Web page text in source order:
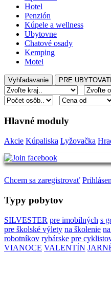
Hotel
Penzión
Kúpele a wellness
Ubytovne
Chatové osady
Kemping
Motel
Hlavné moduly
Akcie Kúpaliska Lyžovačka
Chcem sa zaregistrovať
Typy pobytov
SILVESTER pre imobilných s
pre školské výlety na školenie
robotníkov rybárske pre
VIANOCE VALENTÍN